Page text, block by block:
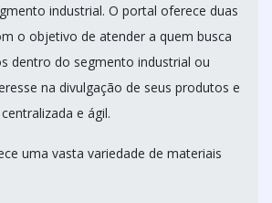
industrial. O portal oferece duas
o objetivo de atender a quem busca
dentro do segmento industrial ou
na divulgação de seus produtos e
e ágil.
uma vasta variedade de materiais